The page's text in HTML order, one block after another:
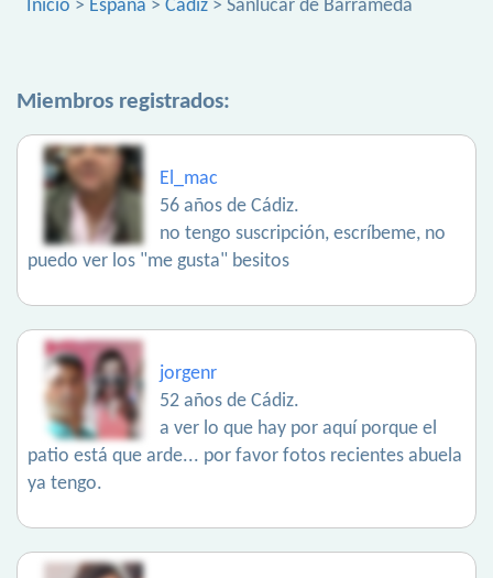
Inicio > España > Cádiz > Sanlúcar de Barrameda
Miembros registrados:
El_mac
56 años de Cádiz.
no tengo suscripción, escríbeme, no
puedo ver los "me gusta" besitos
jorgenr
52 años de Cádiz.
a ver lo que hay por aquí porque el
patio está que arde... por favor fotos recientes abuela
ya tengo.